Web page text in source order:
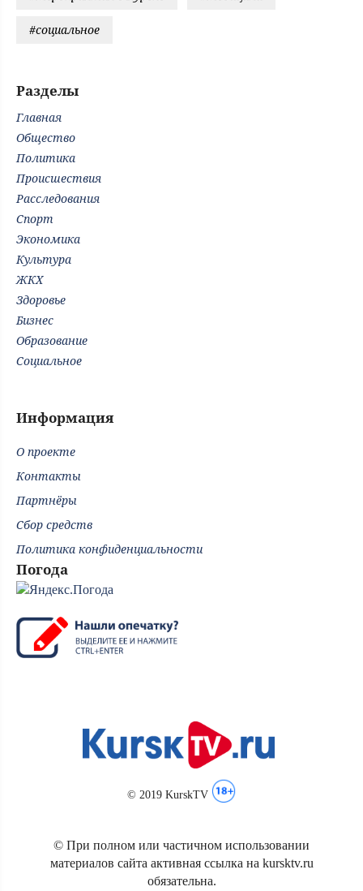
#социальное
Разделы
Главная
Общество
Политика
Происшествия
Расследования
Спорт
Экономика
Культура
ЖКХ
Здоровье
Бизнес
Образование
Социальное
Информация
О проекте
Контакты
Партнёры
Сбор средств
Политика конфиденциальности
Погода
© 2019 KurskTV
© При полном или частичном использовании
материалов сайта активная ссылка на kursktv.ru
обязательна.